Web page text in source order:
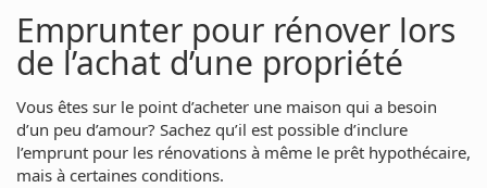
Emprunter pour rénover lors
de l’achat d’une propriété
Vous êtes sur le point d’acheter une maison qui a besoin
d’un peu d’amour? Sachez qu’il est possible d’inclure
l’emprunt pour les rénovations à même le prêt hypothécaire,
mais à certaines conditions.